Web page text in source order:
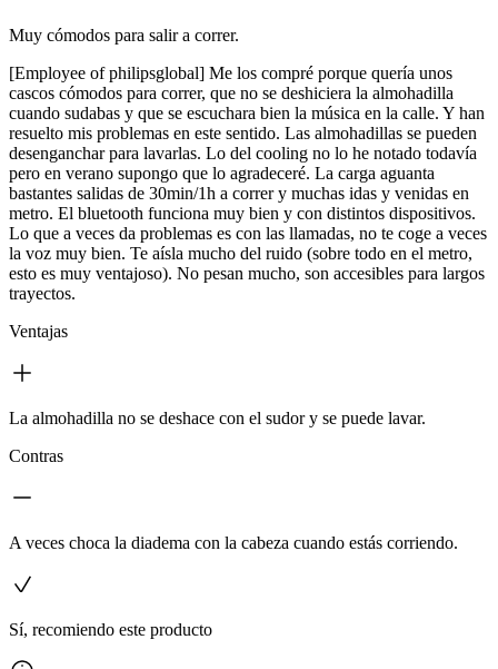
Muy cómodos para salir a correr.
[Employee of philipsglobal] Me los compré porque quería unos
cascos cómodos para correr, que no se deshiciera la almohadilla
cuando sudabas y que se escuchara bien la música en la calle. Y han
resuelto mis problemas en este sentido. Las almohadillas se pueden
desenganchar para lavarlas. Lo del cooling no lo he notado todavía
pero en verano supongo que lo agradeceré. La carga aguanta
bastantes salidas de 30min/1h a correr y muchas idas y venidas en
metro. El bluetooth funciona muy bien y con distintos dispositivos.
Lo que a veces da problemas es con las llamadas, no te coge a veces
la voz muy bien. Te aísla mucho del ruido (sobre todo en el metro,
esto es muy ventajoso). No pesan mucho, son accesibles para largos
trayectos.
Ventajas
La almohadilla no se deshace con el sudor y se puede lavar.
Contras
A veces choca la diadema con la cabeza cuando estás corriendo.
Sí, recomiendo este producto